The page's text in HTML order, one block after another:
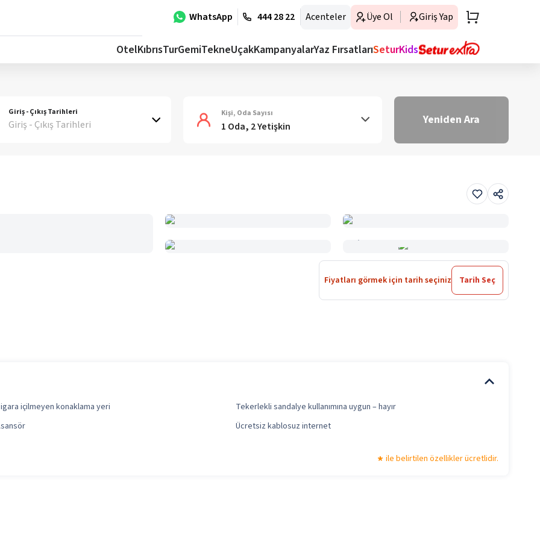
WhatsApp 444 28 22 Acenteler Üye Ol Giriş Yap
OtelKıbrısTurGemiTekneUçakKampanyalarYaz FırsatlarıSeturKids
Giriş - Çıkış Tarihleri
Giriş - Çıkış Tarihleri
Kişi, Oda Sayısı
1 Oda, 2 Yetişkin Yeniden Ara
Fiyatları görmek için tarih seçiniz Tarih Seç
içilmeyen konaklama yeri
Tekerlekli sandalye kullanımına uygun – hayır
Ücretsiz kablosuz internet
ile belirtilen özellikler ücretlidir.